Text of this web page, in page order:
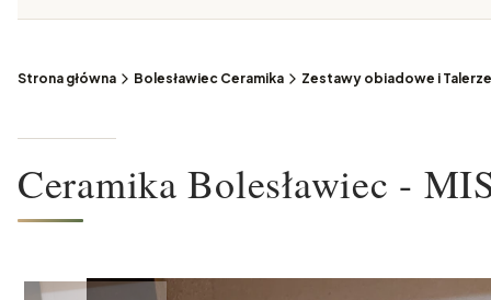
Strona główna Bolesławiec Ceramika Zestawy obiadowe i
Ceramika Bolesławiec -